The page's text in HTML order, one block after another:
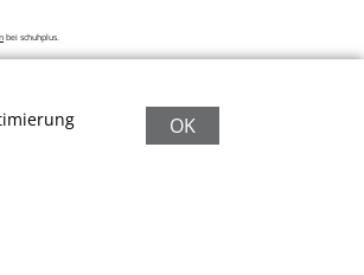
bei schuhplus.
OK